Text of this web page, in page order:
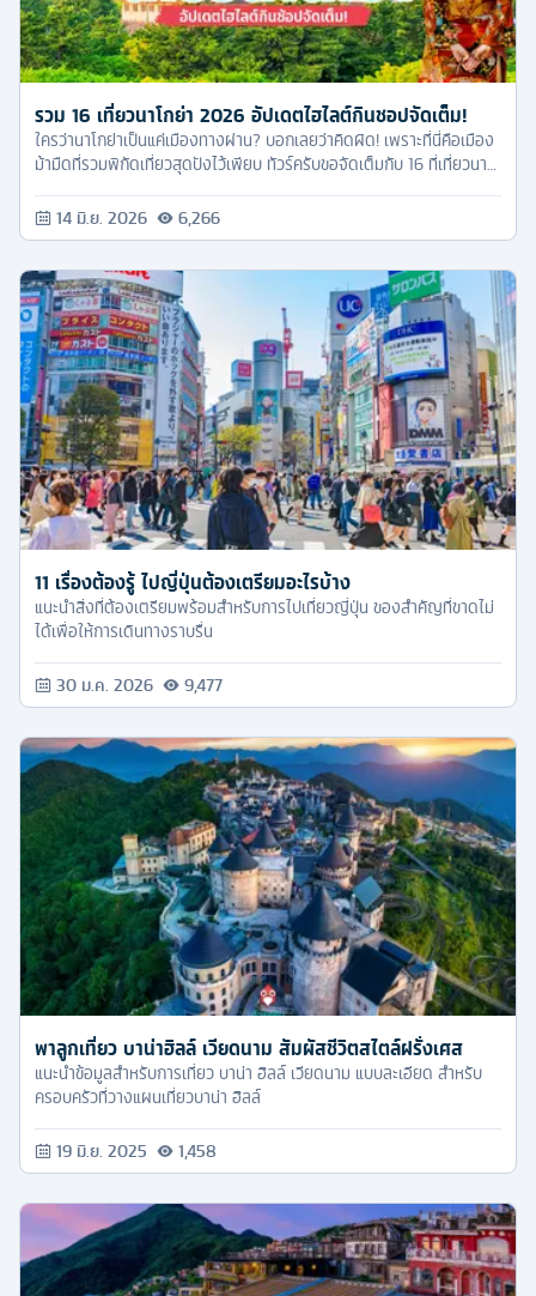
รวม 16 เที่ยวนาโกย่า 2026 อัปเดตไฮไลต์กินชอปจัดเต็ม!
ใครว่านาโกย่าเป็นแค่เมืองทางผ่าน? บอกเลยว่าคิดผิด! เพราะที่นี่คือเมือง
ม้ามืดที่รวมพิกัดเที่ยวสุดปังไว้เพียบ ทัวร์ครับขอจัดเต็มกับ 16 ที่เที่ยวนา
14 มิ.ย. 2026 6,266
11 เรื่องต้องรู้ ไปญี่ปุ่นต้องเตรียมอะไรบ้าง
แนะนำสิ่งที่ต้องเตรียมพร้อมสำหรับการไปเที่ยวญี่ปุ่น ของสำคัญที่ขาดไม่
ได้เพื่อให้การเดินทางราบรื่น
30 ม.ค. 2026 9,477
พาลูกเที่ยว บาน่าฮิลล์ เวียดนาม สัมผัสชีวิตสไตล์ฝรั่งเศส
แนะนำข้อมูลสำหรับการเที่ยว บาน่า ฮิลล์ เวียดนาม แบบละเอียด สำหรับ
ครอบครัวที่วางแผนเที่ยวบาน่า ฮิลล์
19 มิ.ย. 2025 1,458